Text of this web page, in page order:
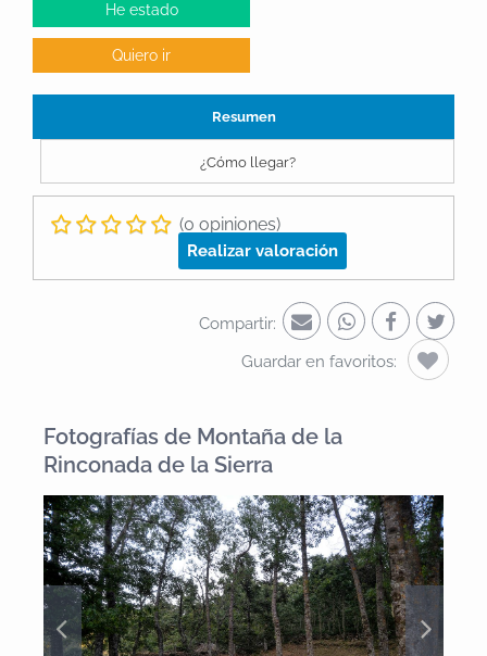
He estado
Quiero ir
Resumen
¿Cómo llegar?
(0 opiniones)
Realizar valoración
Compartir:
Guardar en favoritos:
Fotografías de Montaña de la
Rinconada de la Sierra